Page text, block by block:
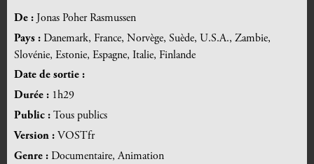
De : Jonas Poher Rasmussen
Pays : Danemark, France, Norvège, Suède, U.S.A., Zambie,
Slovénie, Estonie, Espagne, Italie, Finlande
Date de sortie :
Durée : 1h29
Public : Tous publics
Version : VOSTfr
Genre : Documentaire, Animation